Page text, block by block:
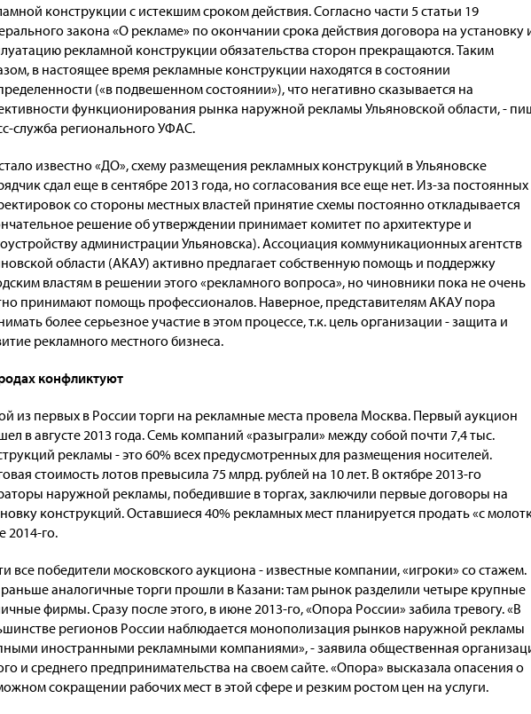
конструкции с истекшим сроком действия. Согласно части 5 статьи 19
закона «О рекламе» по окончании срока действия договора на установку
рекламной конструкции обязательства сторон прекращаются. Таким
в настоящее время рекламные конструкции находятся в состоянии
(«в подвешенном состоянии»), что негативно сказывается на
функционирования рынка наружной рекламы Ульяновской области, -
служба регионального УФАС.
известно «ДО», схему размещения рекламных конструкций в Ульяновске
сдал еще в сентябре 2013 года, но согласования все еще нет. Из-за постоянных
со стороны местных властей принятие схемы постоянно откладывается
решение об утверждении принимает комитет по архитектуре и
администрации Ульяновска). Ассоциация коммуникационных агентств
области (АКАУ) активно предлагает собственную помощь и поддержку
властям в решении этого «рекламного вопроса», но чиновники пока не очень
принимают помощь профессионалов. Наверное, представителям АКАУ пора
более серьезное участие в этом процессе, т.к. цель организации - защита и
рекламного местного бизнеса.
конфликтуют
из первых в России торги на рекламные места провела Москва. Первый аукцион
в августе 2013 года. Семь компаний «разыграли» между собой почти 7,4 тыс.
рекламы - это 60% всех предусмотренных для размещения носителей.
стоимость лотов превысила 75 млрд. рублей на 10 лет. В октябре 2013-го
наружной рекламы, победившие в торгах, заключили первые договоры на
конструкций. Оставшиеся 40% рекламных мест планируется продать «с
2014-го.
все победители московского аукциона - известные компании, «игроки» со стажем.
аналогичные торги прошли в Казани: там рынок разделили четыре крупные
фирмы. Сразу после этого, в июне 2013-го, «Опора России» забила тревогу. «В
регионов России наблюдается монополизация рынков наружной рекламы
иностранными рекламными компаниями», - заявила общественная
и среднего предпринимательства на своем сайте. «Опора» высказала опасения о
сокращении рабочих мест в этой сфере и резким ростом цен на услуги.